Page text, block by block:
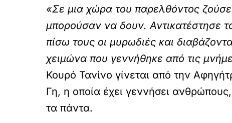
«Σε μια χώρα του παρελθόντος
μπορούσαν να δουν. Αντικατέστησε
πίσω τους οι μυρωδιές και
χειμώνα που γεννήθηκε από τις
Κουρό Τανίνο γίνεται από την
Γη, η οποία έχει γεννήσει
τα πάντα.